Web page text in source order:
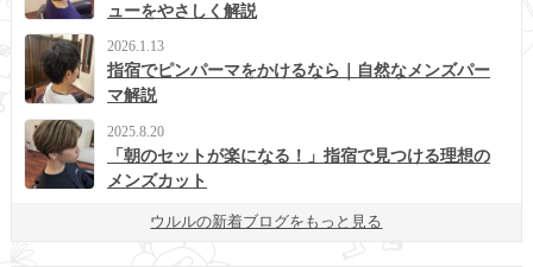
ューをやさしく解説
2026.1.13
指宿でピンパーマをかけるなら｜自然なメンズパー
マ解説
2025.8.20
「朝のセットが楽になる！」指宿で見つける理想の
メンズカット
ウルルの新着ブログをもっと見る